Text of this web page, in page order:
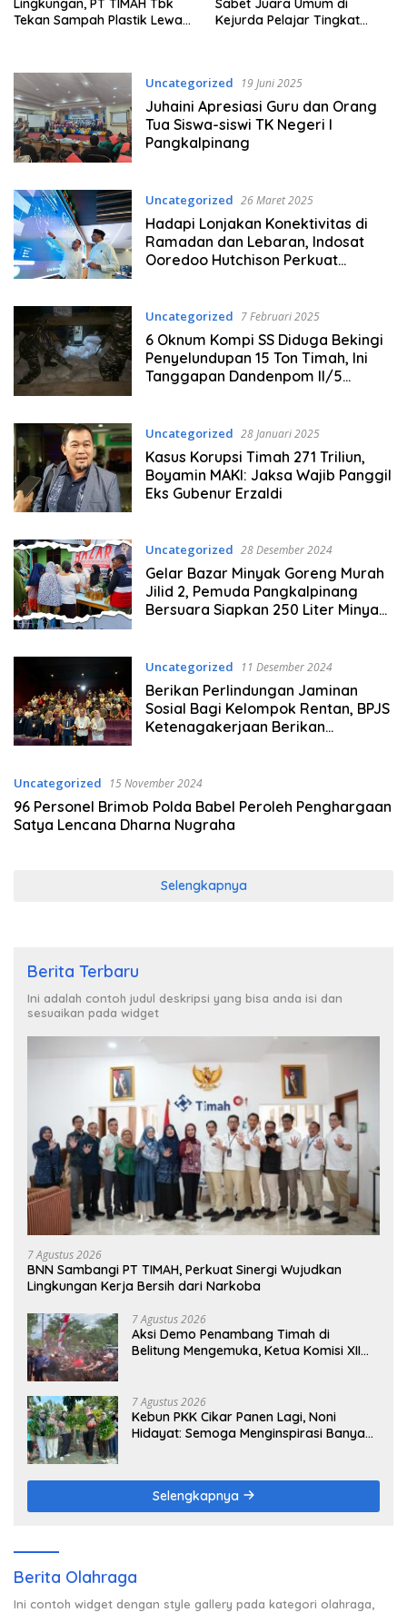
Lingkungan, PT TIMAH Tbk
Tekan Sampah Plastik Lewat
Sabet Juara Umum di
Kejurda Pelajar Tingkat
Uncategorized 19 Juni 2025
Juhaini Apresiasi Guru dan Orang
Tua Siswa-siswi TK Negeri I
Pangkalpinang
Uncategorized 26 Maret 2025
Hadapi Lonjakan Konektivitas di
Ramadan dan Lebaran, Indosat
Ooredoo Hutchison Perkuat
Uncategorized 7 Februari 2025
6 Oknum Kompi SS Diduga Bekingi
Penyelundupan 15 Ton Timah, Ini
Tanggapan Dandenpom II/5
Uncategorized 28 Januari 2025
Kasus Korupsi Timah 271 Triliun,
Boyamin MAKI: Jaksa Wajib Panggil
Eks Gubenur Erzaldi
Uncategorized 28 Desember 2024
Gelar Bazar Minyak Goreng Murah
Jilid 2, Pemuda Pangkalpinang
Bersuara Siapkan 250 Liter Minyak
Uncategorized 11 Desember 2024
Berikan Perlindungan Jaminan
Sosial Bagi Kelompok Rentan, BPJS
Ketenagakerjaan Berikan
Uncategorized 15 November 2024
96 Personel Brimob Polda Babel Peroleh Penghargaan
Satya Lencana Dharna Nugraha
Selengkapnya
Berita Terbaru
Ini adalah contoh judul deskripsi yang bisa anda isi dan
sesuaikan pada widget
7 Agustus 2026
BNN Sambangi PT TIMAH, Perkuat Sinergi Wujudkan
Lingkungan Kerja Bersih dari Narkoba
7 Agustus 2026
Aksi Demo Penambang Timah di
Belitung Mengemuka, Ketua Komisi XII
7 Agustus 2026
Kebun PKK Cikar Panen Lagi, Noni
Hidayat: Semoga Menginspirasi Banyak
Selengkapnya
Berita Olahraga
Ini contoh widget dengan style gallery pada kategori olahraga,